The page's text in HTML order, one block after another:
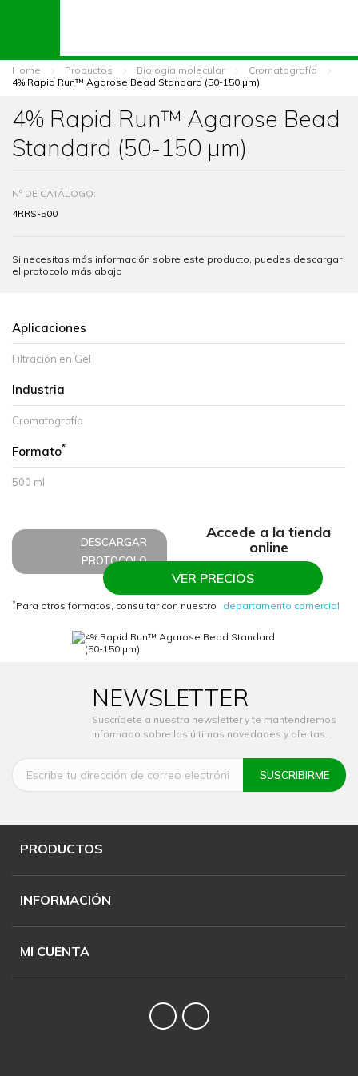
Home Productos Biología molecular
Cromatografía
4% Rapid Run™ Agarose Bead Standard (50-150 µm)
4% Rapid Run™ Agarose Bead
Standard (50-150 µm)
Nº DE CATÁLOGO:
4RRS-500
Si necesitas más información sobre este producto, puedes descargar
el protocolo más abajo
Aplicaciones
Filtración en Gel
Industria
Cromatografía
Formato*
500 ml
DESCARGAR
PROTOCOLO
Accede a la tienda
online
VER PRECIOS
*Para otros formatos, consultar con nuestro departamento comercial
NEWSLETTER
Suscríbete a nuestra newsletter y te mantendremos
informado sobre las últimas novedades y ofertas.
PRODUCTOS
INFORMACIÓN
MI CUENTA
TwitterYouTube